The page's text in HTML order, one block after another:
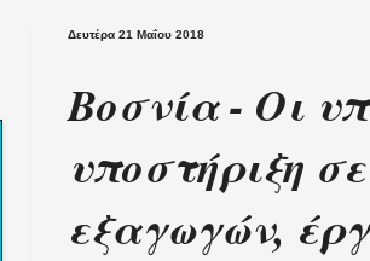
Δευτέρα 21 Μαΐου 2018
Βοσνία - Οι
υποστήριξη
εξαγωγών,